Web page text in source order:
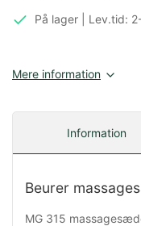
På lager | Lev.tid:
Mere information
Information
Beurer
MG 315